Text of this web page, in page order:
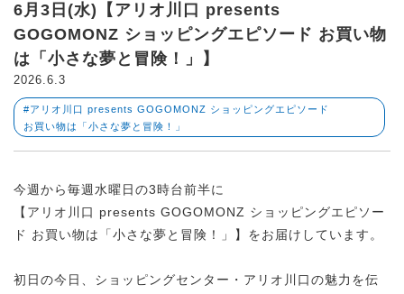
6月3日(水)【アリオ川口 presents
GOGOMONZ ショッピングエピソード お買い物
は「小さな夢と冒険！」】
2026.6.3
#アリオ川口 presents GOGOMONZ ショッピングエピソード
お買い物は「小さな夢と冒険！」
今週から毎週水曜日の3時台前半に
【アリオ川口 presents GOGOMONZ ショッピングエピソー
ド お買い物は「小さな夢と冒険！」】をお届けしています。
初日の今日、ショッピングセンター・アリオ川口の魅力を伝